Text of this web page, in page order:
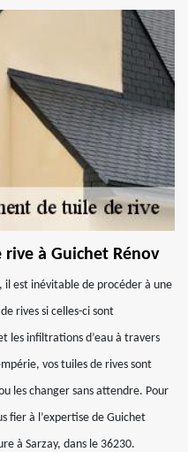
à Guichet Rénov
est inévitable de procéder à une
rives si celles-ci sont
les infiltrations d’eau à travers
vos tuiles de rives sont
les changer sans attendre. Pour
fier à l’expertise de Guichet
à Sarzay, dans le 36230.